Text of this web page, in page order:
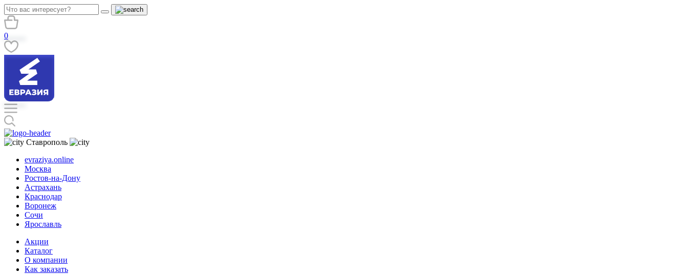
0
Ставрополь
evraziya.online
Москва
Ростов-на-Дону
Астрахань
Краснодар
Воронеж
Сочи
Ярославль
Акции
Каталог
О компании
Как заказать